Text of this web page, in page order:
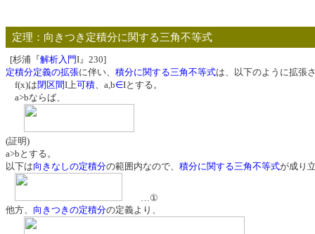
定理：向きつき定積分に関する三角不等式
[杉浦『解析入門I』230]
定積分定義の拡張に伴い、 積分に関する三角不等式は、以下のように拡張さ
f(x)は閉区間I上可積 、a,b∈Iとする。
a>bならば、
(証明)
a>bとする。
以下は向きなしの定積分の範囲内なので、 積分に関する三角不等式が成り
…①
他方、 向きつきの定積分の定義より、